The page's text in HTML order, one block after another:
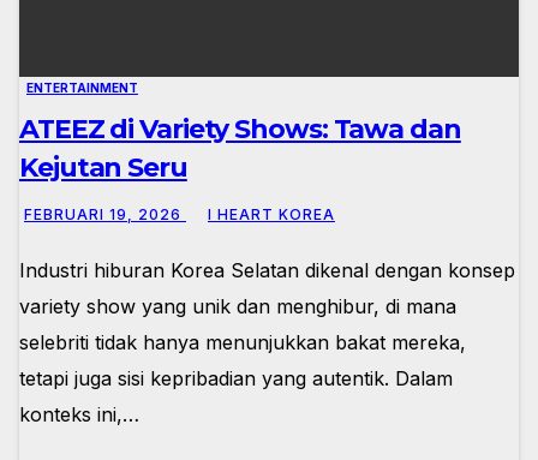
ENTERTAINMENT
ATEEZ di Variety Shows: Tawa dan
Kejutan Seru
FEBRUARI 19, 2026 I HEART KOREA
Industri hiburan Korea Selatan dikenal dengan konsep
variety show yang unik dan menghibur, di mana
selebriti tidak hanya menunjukkan bakat mereka,
tetapi juga sisi kepribadian yang autentik. Dalam
konteks ini,…